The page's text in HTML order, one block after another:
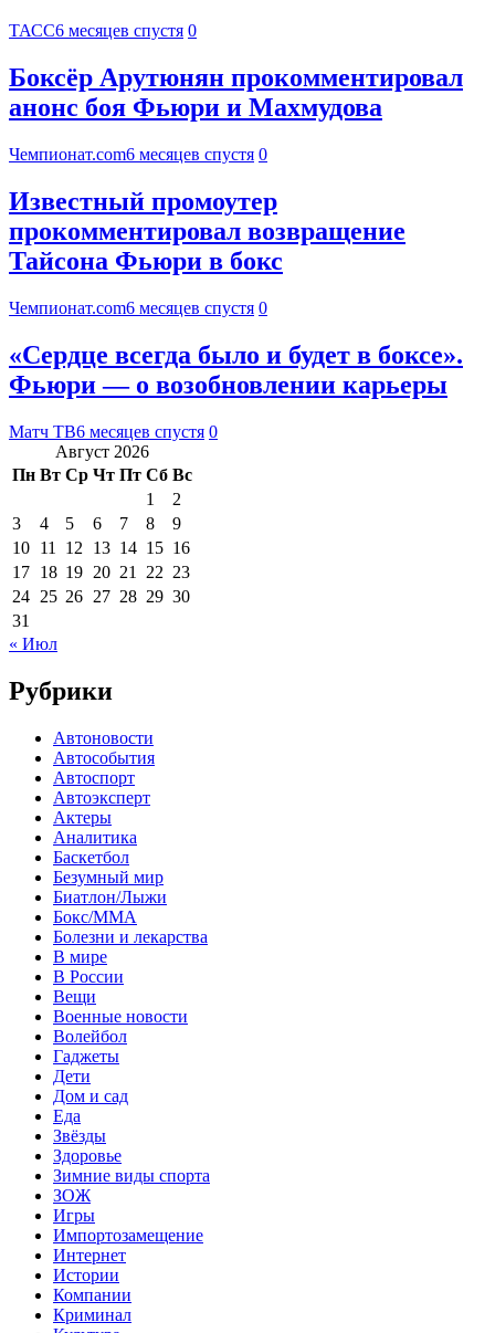
ТАСС6 месяцев спустя 0
Боксёр Арутюнян прокомментировал
анонс боя Фьюри и Махмудова
Чемпионат.com6 месяцев спустя 0
Известный промоутер
прокомментировал возвращение
Тайсона Фьюри в бокс
Чемпионат.com6 месяцев спустя 0
«Сердце всегда было и будет в боксе».
Фьюри — о возобновлении карьеры
Матч ТВ6 месяцев спустя 0
Август 2026
Пн Вт Ср Чт Пт Сб Вс
1
2
3
4 5 6 7 8
9
10 11 12 13 14 15 16
17 18 19 20 21 22 23
24 25 26 27 28 29 30
31
« Июл
Рубрики
Автоновости
Автособытия
Автоспорт
Автоэксперт
Актеры
Аналитика
Баскетбол
Безумный мир
Биатлон/Лыжи
Бокс/MMA
Болезни и лекарства
В мире
В России
Вещи
Военные новости
Волейбол
Гаджеты
Дети
Дом и сад
Еда
Звёзды
Здоровье
Зимние виды спорта
ЗОЖ
Игры
Импортозамещение
Интернет
Истории
Компании
Криминал